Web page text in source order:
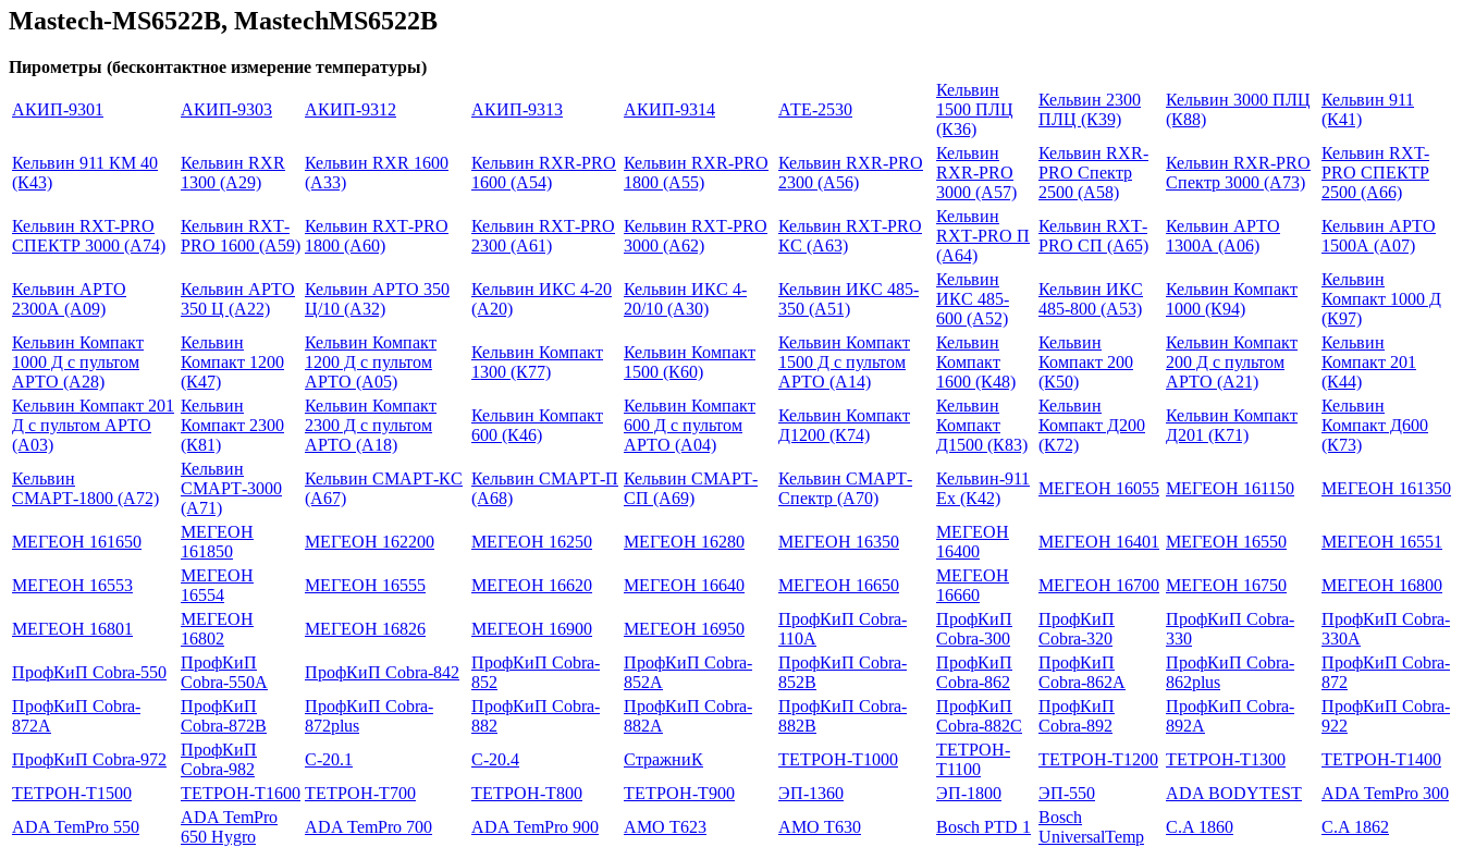
Mastech-MS6522B, MastechMS6522B
Пирометры (бесконтактное измерение температуры)
АКИП-9301 АКИП-9303 АКИП-9312 АКИП-9313 АКИП-9314 АТЕ-2530
Кельвин
1500 ПЛЦ
(К36)
Кельвин 2300
ПЛЦ (К39)
Кельвин 3000 ПЛЦ
(К88)
Кельвин 911
(К41)
Кельвин 911 КМ 40
(К43)
Кельвин RXR
1300 (А29)
Кельвин RXR 1600
(А33)
Кельвин RXR-PRO
1600 (А54)
Кельвин RXR-PRO
1800 (А55)
Кельвин RXR-PRO
2300 (А56)
Кельвин
RXR-PRO
3000 (А57)
Кельвин RXR-
PRO Спектр
2500 (А58)
Кельвин RXR-PRO
Спектр 3000 (А73)
Кельвин RXT-
PRO СПЕКТР
2500 (А66)
Кельвин RXT-PRO
СПЕКТР 3000 (А74)
Кельвин RXТ-
PRO 1600 (А59)
Кельвин RXТ-PRO
1800 (А60)
Кельвин RXТ-PRO
2300 (А61)
Кельвин RXТ-PRO
3000 (А62)
Кельвин RXТ-PRO
КС (А63)
Кельвин
RXТ-PRO П
(А64)
Кельвин RXТ-
PRO СП (А65)
Кельвин АРТО
1300А (А06)
Кельвин АРТО
1500А (А07)
Кельвин АРТО
2300А (А09)
Кельвин АРТО
350 Ц (А22)
Кельвин АРТО 350
Ц/10 (А32)
Кельвин ИКС 4-20
(А20)
Кельвин ИКС 4-
20/10 (А30)
Кельвин ИКС 485-
350 (А51)
Кельвин
ИКС 485-
600 (А52)
Кельвин ИКС
485-800 (А53)
Кельвин Компакт
1000 (К94)
Кельвин
Компакт 1000 Д
(К97)
Кельвин Компакт
1000 Д с пультом
АРТО (А28)
Кельвин
Компакт 1200
(К47)
Кельвин Компакт
1200 Д с пультом
АРТО (A05)
Кельвин Компакт
1300 (К77)
Кельвин Компакт
1500 (К60)
Кельвин Компакт
1500 Д с пультом
АРТО (А14)
Кельвин
Компакт
1600 (К48)
Кельвин
Компакт 200
(К50)
Кельвин Компакт
200 Д с пультом
АРТО (А21)
Кельвин
Компакт 201
(К44)
Кельвин Компакт 201
Д с пультом АРТО
(А03)
Кельвин
Компакт 2300
(К81)
Кельвин Компакт
2300 Д с пультом
АРТО (А18)
Кельвин Компакт
600 (К46)
Кельвин Компакт
600 Д с пультом
АРТО (А04)
Кельвин Компакт
Д1200 (К74)
Кельвин
Компакт
Д1500 (К83)
Кельвин
Компакт Д200
(К72)
Кельвин Компакт
Д201 (К71)
Кельвин
Компакт Д600
(К73)
Кельвин
СМАРТ-1800 (А72)
Кельвин
СМАРТ-3000
(А71)
Кельвин СМАРТ-КС
(А67)
Кельвин СМАРТ-П
(А68)
Кельвин СМАРТ-
СП (А69)
Кельвин СМАРТ-
Спектр (А70)
Кельвин-911
Ex (К42)
МЕГЕОН 16055 МЕГЕОН 161150 МЕГЕОН 161350
МЕГЕОН 161650
МЕГЕОН
161850
МЕГЕОН 162200 МЕГЕОН 16250 МЕГЕОН 16280 МЕГЕОН 16350
МЕГЕОН
16400
МЕГЕОН 16401 МЕГЕОН 16550 МЕГЕОН 16551
МЕГЕОН 16553
МЕГЕОН
16554
МЕГЕОН 16555 МЕГЕОН 16620 МЕГЕОН 16640 МЕГЕОН 16650
МЕГЕОН
16660
МЕГЕОН 16700 МЕГЕОН 16750 МЕГЕОН 16800
МЕГЕОН 16801
МЕГЕОН
16802
МЕГЕОН 16826 МЕГЕОН 16900 МЕГЕОН 16950
ПрофКиП Cobra-
110A
ПрофКиП
Cobra-300
ПрофКиП
Cobra-320
ПрофКиП Cobra-
330
ПрофКиП Cobra-
330A
ПрофКиП Cobra-550
ПрофКиП
Cobra-550A
ПрофКиП Cobra-842
ПрофКиП Cobra-
852
ПрофКиП Cobra-
852A
ПрофКиП Cobra-
852B
ПрофКиП
Cobra-862
ПрофКиП
Cobra-862A
ПрофКиП Cobra-
862plus
ПрофКиП Cobra-
872
ПрофКиП Cobra-
872A
ПрофКиП
Cobra-872B
ПрофКиП Cobra-
872plus
ПрофКиП Cobra-
882
ПрофКиП Cobra-
882A
ПрофКиП Cobra-
882B
ПрофКиП
Cobra-882C
ПрофКиП
Cobra-892
ПрофКиП Cobra-
892A
ПрофКиП Cobra-
922
ПрофКиП Cobra-972
ПрофКиП
Cobra-982
С-20.1 С-20.4 СтражниК ТЕТРОН-Т1000
ТЕТРОН-
Т1100
ТЕТРОН-Т1200 ТЕТРОН-Т1300
ТЕТРОН-Т1400
ТЕТРОН-Т1500
ТЕТРОН-Т1600 ТЕТРОН-Т700 ТЕТРОН-Т800 ТЕТРОН-Т900 ЭП-1360 ЭП-1800 ЭП-550 ADA BODYTEST
ADA TemPro 300
ADA TemPro 550
ADA TemPro
650 Hygro
ADA TemPro 700 ADA TemPro 900 AMO T623 AMO T630 Bosch PTD 1
Bosch
UniversalTemp
C.A 1860
C.A 1862